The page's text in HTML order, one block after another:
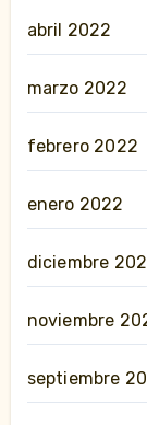
abril 2022
marzo 2022
febrero 2022
enero 2022
diciembre
noviembre
septiembre